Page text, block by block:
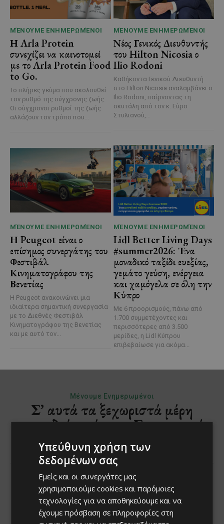
ΜΈΝΟΥΜΕ ΕΝΗΜΕΡΩΜΈΝΟΙ
Η Arla Protein
συνεχίζει να καινοτομεί
με το Arla Protein Food
to Go.
Το πλήρες γεύμα που ακολουθεί
τον ρυθμό της σύγχρονης ζωής.
Οι σύγχρονοι ρυθμοί της ζωής
αλλάζουν τον τρόπο που...
ΜΈΝΟΥΜΕ ΕΝΗΜΕΡΩΜΈΝΟΙ
Νέος Γενικός Διευθυντής
του Hilton Nicosia ο
Ilio Rodoni
Καθήκοντα Γενικού Διευθυντή
στο Hilton Nicosia αναλαμβάνει ο
Ilio Rodoni, παίρνοντας τη
σκυτάλη από τον κ. Εύρο
Στυλιανού,...
ΜΈΝΟΥΜΕ ΕΝΗΜΕΡΩΜΈΝΟΙ
Η Peugeot είναι ο
επίσημος συνεργάτης του
Φεστιβάλ
Κινηματογράφου της
Βενετίας
Η Peugeot ανακοινώνει μια
ιδιαίτερα σημαντική συνεργασία
με το Διεθνές Φεστιβάλ
Κινηματογράφου της Βενετίας
και με αυτό τον...
ΜΈΝΟΥΜΕ ΕΝΗΜΕΡΩΜΈΝΟΙ
Lidl Better Living Days
#summer2026: Ένα
μοναδικό ταξίδι ευεξίας,
γεμάτο γεύση, ενέργεια
και χαμόγελα σε όλη την
Κύπρο
Με 6 προορισμούς, πάνω από
1.700 συμμετέχοντες και
περισσότερες από 3.500
μερίδες, η Lidl Κύπρου
επιβεβαίωσε για ακόμα...
Υπεύθυνη χρήση των
δεδομένων σας
Εμείς και οι συνεργάτες μας
χρησιμοποιούμε cookies και παρόμοιες
τεχνολογίες για να αποθηκεύουμε και να
έχουμε πρόσβαση σε πληροφορίες στη